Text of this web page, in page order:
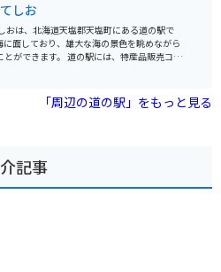
駐車場も広々としているので、ゆっくりと休
辺には、乗馬体験ができる牧
山脈を源流とする沙流川でのカヌー体験な
満喫できるアクティビティも充実していま
しお
おは、北海道天塩郡天塩町にある道の駅で
に面しており、雄大な海の景色を眺めながら
。 道の駅には、特産品販売コー
、地元でとれた新鮮な魚介類や農産物が販売
品です。バイクで訪れた際には、日本海を眺
のも良いでしょう。 また、道の駅 てしお
「周辺の道の駅」をもっと見る
記事